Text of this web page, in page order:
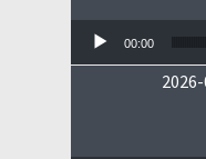
00:00